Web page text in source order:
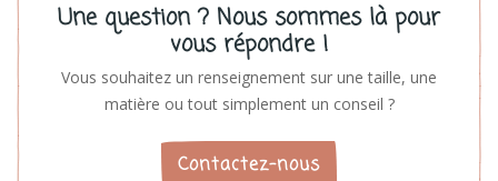
Une question ? Nous sommes là pour
vous répondre !
Vous souhaitez un renseignement sur une taille, une
matière ou tout simplement un conseil ?
Contactez-nous